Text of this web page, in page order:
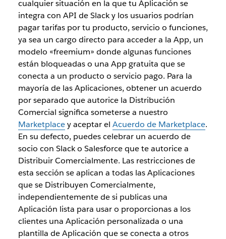
cualquier situación en la que tu Aplicación se
integra con API de Slack y los usuarios podrían
pagar tarifas por tu producto, servicio o funciones,
ya sea un cargo directo para acceder a la App, un
modelo «freemium» donde algunas funciones
están bloqueadas o una App gratuita que se
conecta a un producto o servicio pago. Para la
mayoría de las Aplicaciones, obtener un acuerdo
por separado que autorice la Distribución
Comercial significa someterse a nuestro
Marketplacey aceptar el Acuerdo de Marketplace.
En su defecto, puedes celebrar un acuerdo de
socio con Slack o Salesforce que te autorice a
Distribuir Comercialmente. Las restricciones de
esta sección se aplican a todas las Aplicaciones
que se Distribuyen Comercialmente,
independientemente de si publicas una
Aplicación lista para usar o proporcionas a los
clientes una Aplicación personalizada o una
plantilla de Aplicación que se conecta a otros